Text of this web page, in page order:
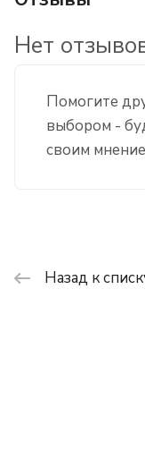
Помогите
выбором -
своим
Нет
Назад к